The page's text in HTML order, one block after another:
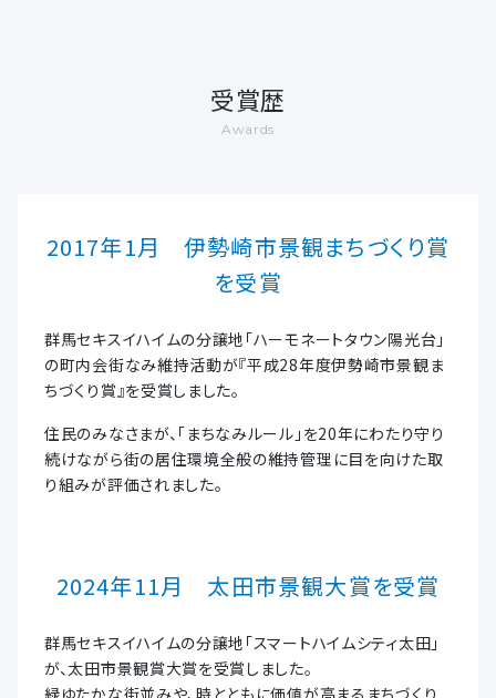
受賞歴
Awards
2017年1月 伊勢崎市景観まちづくり賞
を受賞
群馬セキスイハイムの分譲地「ハーモネートタウン陽光台」
の町内会街なみ維持活動が『平成28年度伊勢崎市景観ま
ちづくり賞』を受賞しました。
住民のみなさまが、「まちなみルール」を20年にわたり守り
続けながら街の居住環境全般の維持管理に目を向けた取
り組みが評価されました。
2024年11月 太田市景観大賞を受賞
群馬セキスイハイムの分譲地「スマートハイムシティ太田」
が、太田市景観賞大賞を受賞しました。